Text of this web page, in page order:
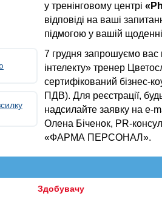
у тренінговому центрі
відповіді на ваші
підмогою у вашій
7 грудня запрошуємо вас
інтелекту» тренер
сертифікований бізнес-
ПДВ). Для реєстрації,
надсилайте заявку на e-
Олена Біченок, PR-
«ФАРМА ПЕРСОНАЛ».
Здобувачу